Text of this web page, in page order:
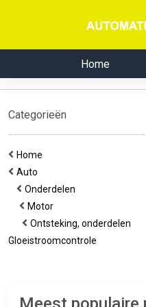
Home
Categorieën
Home
Auto
Onderdelen
Motor
Ontsteking, onderdelen
Gloeistroomcontrole